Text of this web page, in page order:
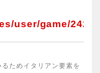
ためイタリアン要素を